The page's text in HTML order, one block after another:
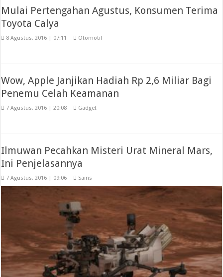
Mulai Pertengahan Agustus, Konsumen Terima
Toyota Calya
8 Agustus, 2016 | 07:11 Otomotif
Wow, Apple Janjikan Hadiah Rp 2,6 Miliar Bagi
Penemu Celah Keamanan
7 Agustus, 2016 | 20:08 Gadget
Ilmuwan Pecahkan Misteri Urat Mineral Mars,
Ini Penjelasannya
7 Agustus, 2016 | 09:06 Sains